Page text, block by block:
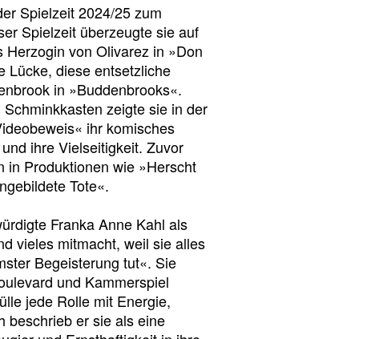
Spielzeit 2024/25 zum
Spielzeit überzeugte sie auf
von Olivarez in »Don
Lücke, diese entsetzliche
in »Buddenbrooks«.
zeigte sie in der
ihr komisches
ihre Vielseitigkeit. Zuvor
in Produktionen wie »Herscht
Tote«.
Franka Anne Kahl als
vieles mitmacht, weil sie alles
Begeisterung tut«. Sie
und Kammerspiel
jede Rolle mit Energie,
beschrieb er sie als eine